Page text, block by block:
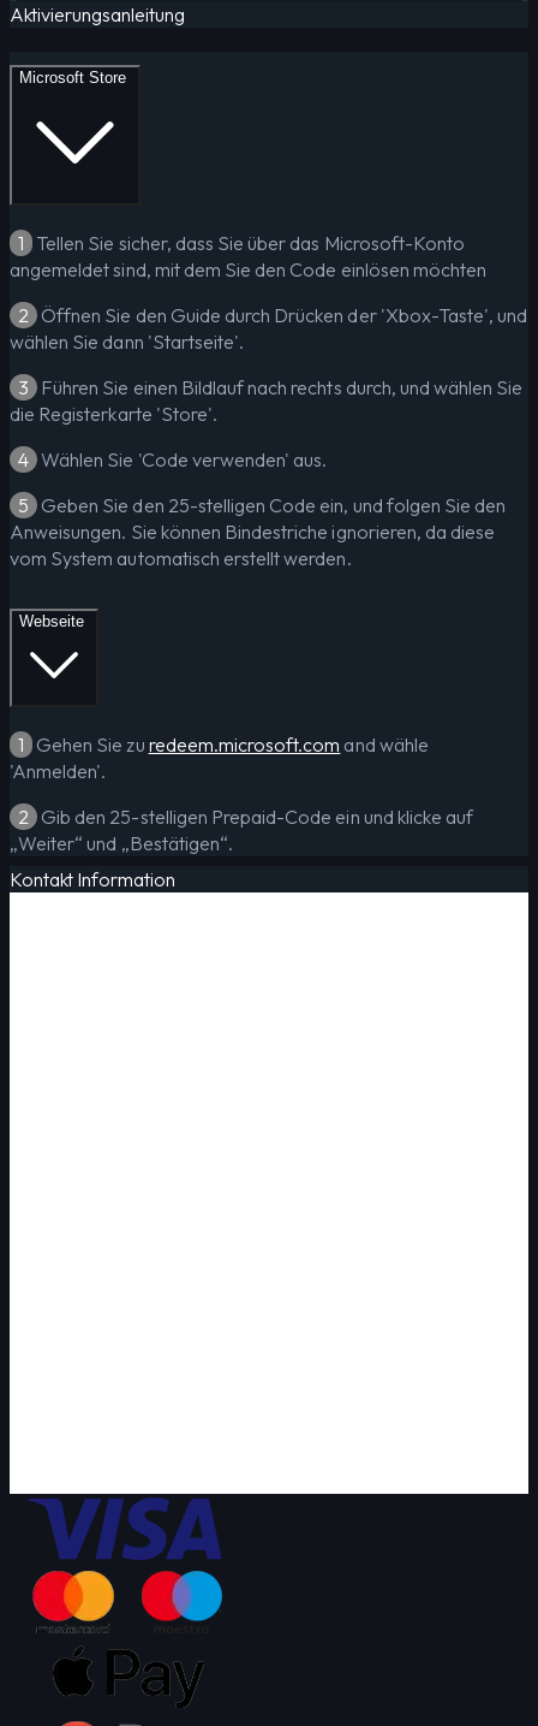
Aktivierungsanleitung
Microsoft Store
1 Tellen Sie sicher, dass Sie über das Microsoft-Konto
angemeldet sind, mit dem Sie den Code einlösen möchten
2 Öffnen Sie den Guide durch Drücken der 'Xbox-Taste', und
wählen Sie dann 'Startseite'.
3 Führen Sie einen Bildlauf nach rechts durch, und wählen Sie
die Registerkarte 'Store'.
4 Wählen Sie 'Code verwenden' aus.
5 Geben Sie den 25-stelligen Code ein, und folgen Sie den
Anweisungen. Sie können Bindestriche ignorieren, da diese
vom System automatisch erstellt werden.
Webseite
1 Gehen Sie zu redeem.microsoft.com and wähle
'Anmelden'.
2 Gib den 25-stelligen Prepaid-Code ein und klicke auf
„Weiter“ und „Bestätigen“.
Kontakt Information